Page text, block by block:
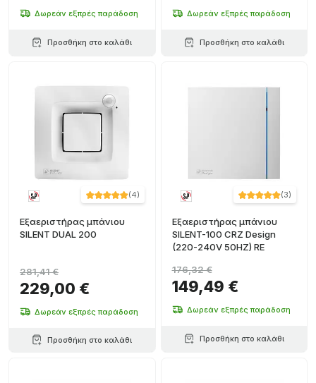
Δωρεάν εξπρές παράδοση
Προσθήκη στο καλάθι
Δωρεάν εξπρές παράδοση
Προσθήκη στο καλάθι
(4)
Εξαεριστήρας μπάνιου
SILENT DUAL 200
229,00 €
281,41 €
Δωρεάν εξπρές παράδοση
Προσθήκη στο καλάθι
(3)
Εξαεριστήρας μπάνιου
SILENT-100 CRZ Design
(220-240V 50HZ) RE
149,49 €
176,32 €
Δωρεάν εξπρές παράδοση
Προσθήκη στο καλάθι